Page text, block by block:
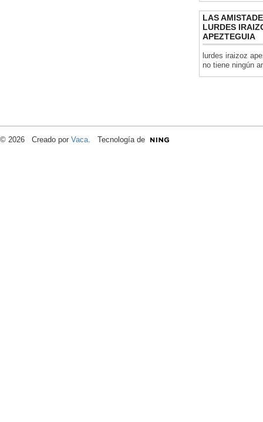
LAS
LURDES
APEZTEGUIA
lurdes iraizoz
no tiene ningún
© 2026 Creado por Vaca. Tecnología de